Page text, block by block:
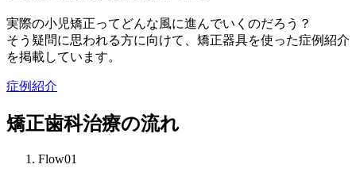
実際の小児矯正ってどんな風に進んでいくのだろう？
そう疑問に思われる方に向けて、矯正器具を使った症例紹介
を掲載しています。
症例紹介
矯正歯科治療の流れ
Flow01